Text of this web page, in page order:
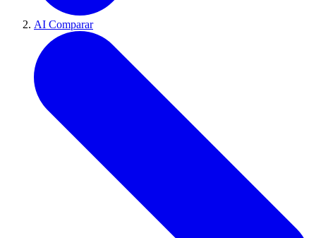
AI Comparar